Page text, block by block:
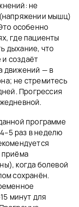
не
мышц)
особенно
где пациенты
дыхание, что
создаёт
движений — в
не стремитесь
Прогрессия
программе
раз в неделю
приёма
когда болевой
сохранён.
минут для